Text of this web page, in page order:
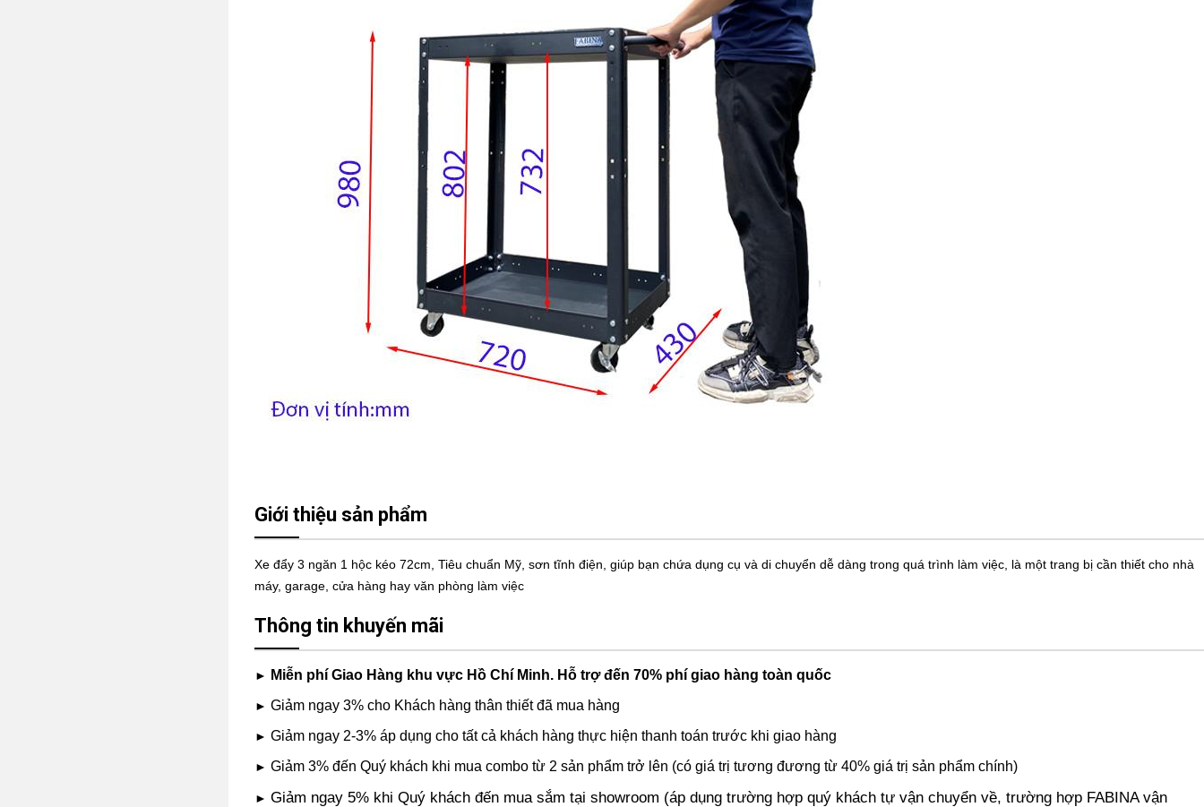
Giới thiệu sản phẩm
Xe đẩy 3 ngăn 1 hộc kéo 72cm, Tiêu chuẩn Mỹ, sơn tĩnh điện, giúp bạn chứa dụng cụ và di chuyển dễ dàng trong quá trình làm việc, là một trang bị cần thiết cho nhà
máy, garage, cửa hàng hay văn phòng làm việc
Thông tin khuyến mãi
► Miễn phí Giao Hàng khu vực Hồ Chí Minh. Hỗ trợ đến 70% phí giao hàng toàn quốc
► Giảm ngay 3% cho Khách hàng thân thiết đã mua hàng
► Giảm ngay 2-3% áp dụng cho tất cả khách hàng thực hiện thanh toán trước khi giao hàng
► Giảm 3% đến Quý khách khi mua combo từ 2 sản phẩm trở lên (có giá trị tương đương từ 40% giá trị sản phẩm chính)
► Giảm ngay 5% khi Quý khách đến mua sắm tại showroom (áp dụng trường hợp quý khách tự vận chuyển về, trường hợp FABINA vận